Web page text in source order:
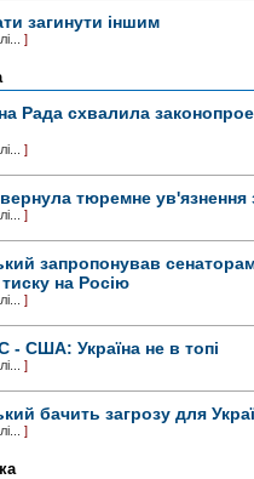
загинути іншим
]
Рада схвалила
]
тюремне ув'язнення
]
запропонував
тиску на Росію
]
- США: Україна не в топі
]
бачить загрозу для
]